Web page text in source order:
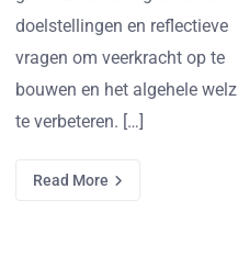
doelstellingen en reflectieve
vragen om veerkracht op te
bouwen en het algehele
te verbeteren. […]
Read More